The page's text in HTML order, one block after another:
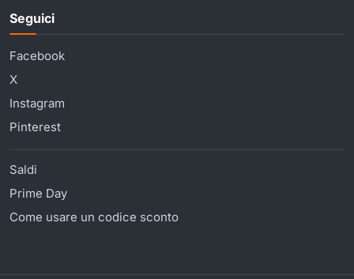
Seguici
Facebook
X
Instagram
Pinterest
Saldi
Prime Day
Come usare un codice sconto